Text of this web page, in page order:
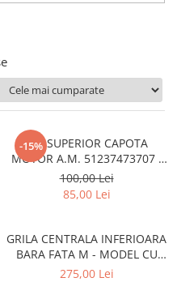
-15%
CUI SUPERIOR CAPOTA
MOTOR A.M. 51237473707 -
BMW SERIES 3 (G20/G21)
100,00 Lei
85,00 Lei
GRILA CENTRALA INFERIOARA
BARA FATA M - MODEL CU
ACC - O.E. 51118056522 -
275,00 Lei